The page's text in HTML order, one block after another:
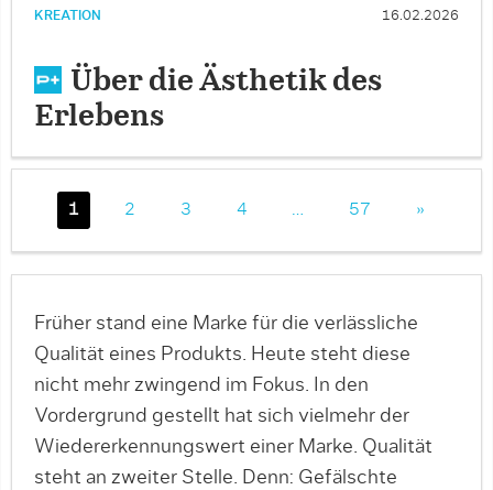
KREATION 16.02.2026
Über die Ästhetik des
Erlebens
1 2 3 4 … 57 »
Früher stand eine Marke für die verlässliche
Qualität eines Produkts. Heute steht diese
nicht mehr zwingend im Fokus. In den
Vordergrund gestellt hat sich vielmehr der
Wiedererkennungswert einer Marke. Qualität
steht an zweiter Stelle. Denn: Gefälschte